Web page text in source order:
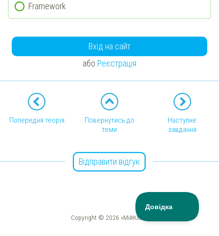
Framework
Вхід на сайт
або Реєстрація
Попередня теорія
Повернутись до
теми
Наступне
завдання
Відправити відгук
Copyright © 2026 «МійКлас»